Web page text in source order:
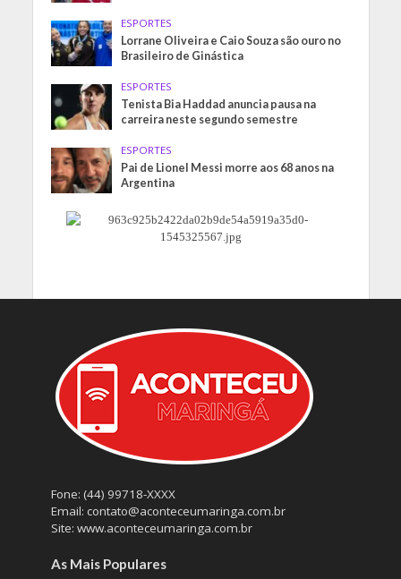
ESPORTES
Lorrane Oliveira e Caio Souza são ouro no
Brasileiro de Ginástica
ESPORTES
Tenista Bia Haddad anuncia pausa na
carreira neste segundo semestre
ESPORTES
Pai de Lionel Messi morre aos 68 anos na
Argentina
Fone: (44) 99718-XXXX
Email: contato@aconteceumaringa.com.br
Site: www.aconteceumaringa.com.br
As Mais Populares